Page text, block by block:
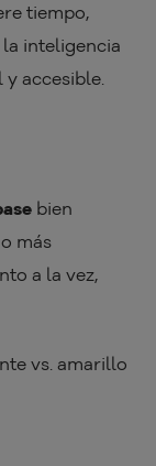
tiempo,
inteligencia
accesible.
bien
más
a la vez,
vs. amarillo